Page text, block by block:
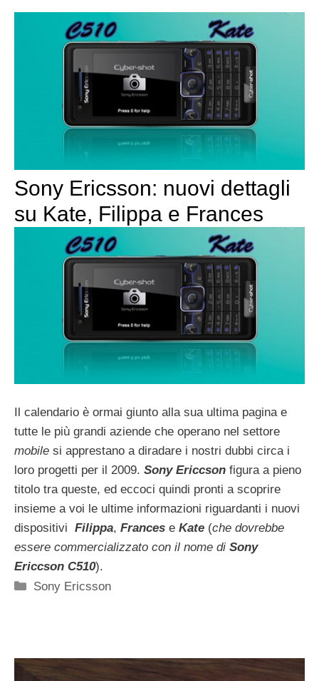
Sony Ericsson: nuovi dettagli
su Kate, Filippa e Frances
Il calendario è ormai giunto alla sua ultima pagina e
tutte le più grandi aziende che operano nel settore
mobile si apprestano a diradare i nostri dubbi circa i
loro progetti per il 2009. Sony Ericcson figura a pieno
titolo tra queste, ed eccoci quindi pronti a scoprire
insieme a voi le ultime informazioni riguardanti i nuovi
dispositivi Filippa, Frances e Kate (che dovrebbe
essere commercializzato con il nome di Sony
Ericcson C510).
Categorie
Sony Ericsson